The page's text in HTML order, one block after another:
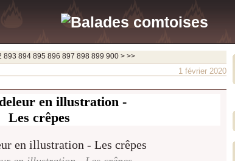
893 894 895 896 897 898 899 900 1000
1100
1200
1300
1400
1500
1600
1700
1800
1900
2000
2100
2200
2300
2400
2500
2600
2700
2800
2900
3000
3100
3200
3300
3400
3500
3600
3700
> >>
1 février 2020
en illustration -
Les crêpes